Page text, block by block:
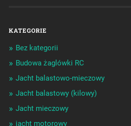
KATEGORIE
Bez kategorii
Budowa żaglówki RC
Jacht balastowo-mieczowy
Jacht balastowy (kilowy)
Jacht mieczowy
jacht motorowy